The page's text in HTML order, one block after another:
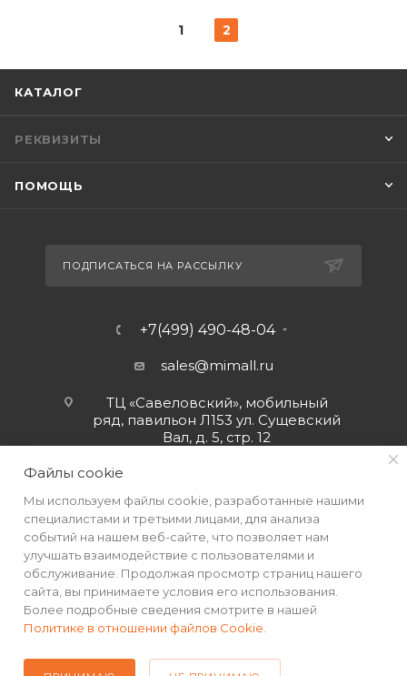
1 2
КАТАЛОГ
РЕКВИЗИТЫ
ПОМОЩЬ
ПОДПИСАТЬСЯ НА РАССЫЛКУ
+7(499) 490-48-04
sales@mimall.ru
ТЦ «Савеловский», мобильный
ряд, павильон Л153 ул. Сущевский
Вал, д. 5, стр. 12
2026 © Интернет-магазин MiMall® • Не является публичной
офертой • 2026 г.
Файлы cookie
Мы используем файлы cookie, разработанные нашими
специалистами и третьими лицами, для анализа
событий на нашем веб-сайте, что позволяет нам
улучшать взаимодействие с пользователями и
обслуживание. Продолжая просмотр страниц нашего
сайта, вы принимаете условия его использования.
Более подробные сведения смотрите в нашей
Политике в отношении файлов Cookie